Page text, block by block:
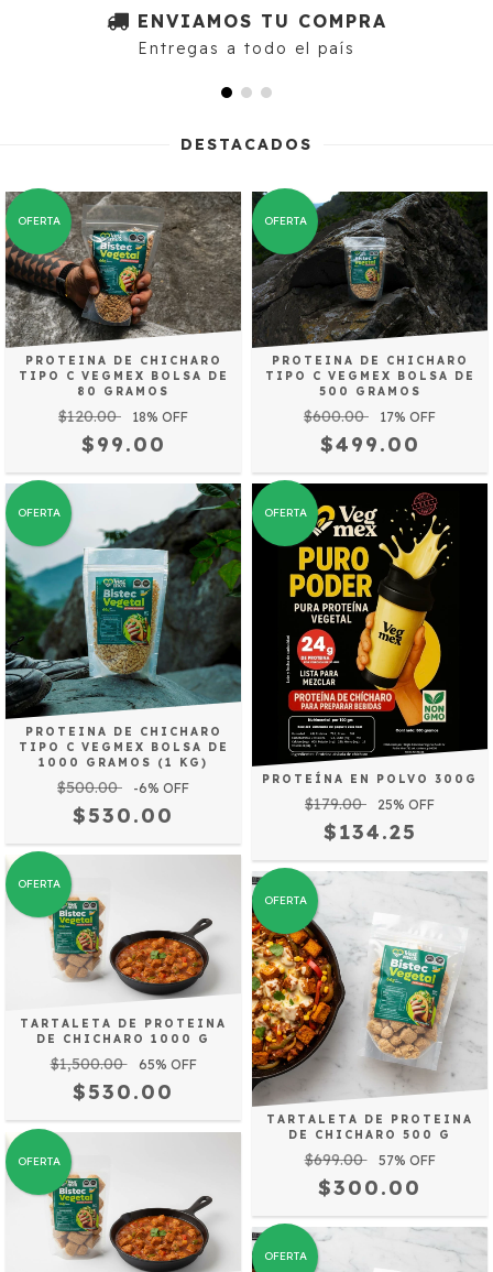
ENVIAMOS TU COMPRA
Entregas a todo el país
DESTACADOS
OFERTA
PROTEINA DE CHICHARO
TIPO C VEGMEX BOLSA DE
80 GRAMOS
$120.00 18% OFF
$99.00
OFERTA
PROTEINA DE CHICHARO
TIPO C VEGMEX BOLSA DE
500 GRAMOS
$600.00 17% OFF
$499.00
OFERTA
PROTEINA DE CHICHARO
TIPO C VEGMEX BOLSA DE
1000 GRAMOS (1 KG)
$500.00 -6% OFF
$530.00
OFERTA
PROTEÍNA EN POLVO 300G
$179.00 25% OFF
$134.25
OFERTA
TARTALETA DE PROTEINA
DE CHICHARO 1000 G
$1,500.00 65% OFF
$530.00
OFERTA
TARTALETA DE PROTEINA
DE CHICHARO 500 G
$699.00 57% OFF
$300.00
OFERTA
OFERTA